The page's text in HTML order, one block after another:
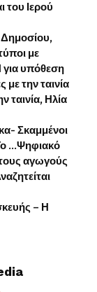
Ιερού
με
υπόθεση
την ταινία
ταινία, Ηλία
Σκαμμένοι
…Ψηφιακό
αγωγούς
– Η